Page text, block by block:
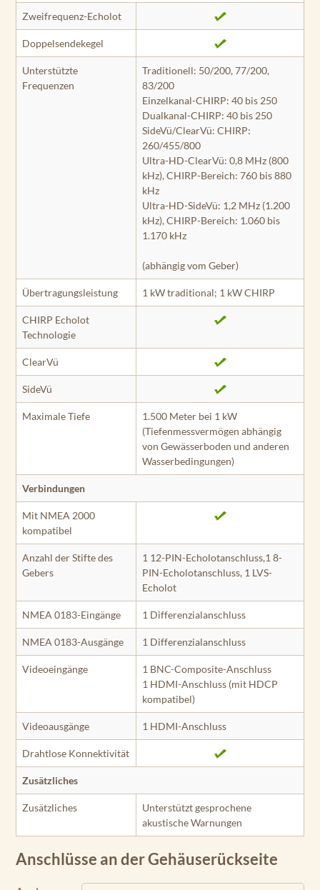
Zweifrequenz-Echolot
Doppelsendekegel
Unterstützte
Frequenzen
Traditionell: 50/200, 77/200,
83/200
Einzelkanal-CHIRP: 40 bis 250
Dualkanal-CHIRP: 40 bis 250
SideVü/ClearVü: CHIRP:
260/455/800
Ultra-HD-ClearVü: 0,8 MHz (800
kHz), CHIRP-Bereich: 760 bis 880
kHz
Ultra-HD-SideVü: 1,2 MHz (1.200
kHz), CHIRP-Bereich: 1.060 bis
1.170 kHz
(abhängig vom Geber)
Übertragungsleistung 1 kW traditional; 1 kW CHIRP
CHIRP Echolot
Technologie
ClearVü
SideVü
Maximale Tiefe
1.500 Meter bei 1 kW
(Tiefenmessvermögen abhängig
von Gewässerboden und anderen
Wasserbedingungen)
Verbindungen
Mit NMEA 2000
kompatibel
Anzahl der Stifte des
Gebers
1 12-PIN-Echolotanschluss,1 8-
PIN-Echolotanschluss, 1 LVS-
Echolot
NMEA 0183-Eingänge 1 Differenzialanschluss
NMEA 0183-Ausgänge 1 Differenzialanschluss
Videoeingänge
1 BNC-Composite-Anschluss
1 HDMI-Anschluss (mit HDCP
kompatibel)
Videoausgänge 1 HDMI-Anschluss
Drahtlose Konnektivität
Zusätzliches
Zusätzliches
Unterstützt gesprochene
akustische Warnungen
Anschlüsse an der Gehäuserückseite